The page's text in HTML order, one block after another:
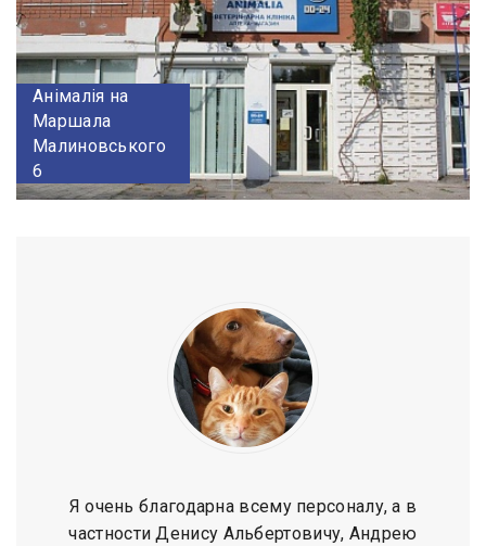
Анімалія на
Маршала
Малиновського
6
Я очень благодарна всему персоналу, а в
частности Денису Альбертовичу, Андрею